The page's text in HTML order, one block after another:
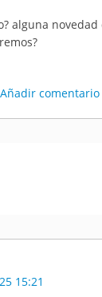
alguna novedad
Añadir comentario
15:21